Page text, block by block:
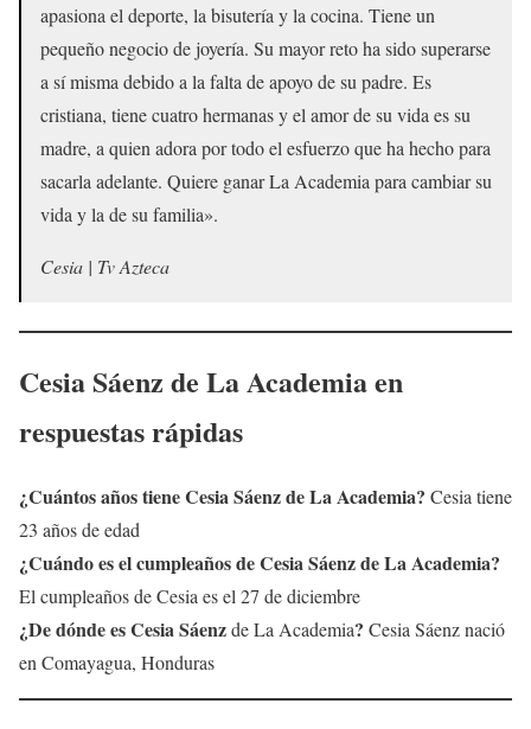
apasiona el deporte, la bisutería y la cocina. Tiene un
pequeño negocio de joyería. Su mayor reto ha sido superarse
a sí misma debido a la falta de apoyo de su padre. Es
cristiana, tiene cuatro hermanas y el amor de su vida es su
madre, a quien adora por todo el esfuerzo que ha hecho para
sacarla adelante. Quiere ganar La Academia para cambiar su
vida y la de su familia».
Cesia | Tv Azteca
Cesia Sáenz de La Academia en
respuestas rápidas
¿Cuántos años tieneCesia Sáenzde La Academia? Cesia tiene
23 años de edad
¿Cuándo es el cumpleaños de Cesia Sáenz de La Academia?
El cumpleaños de Cesia es el 27 de diciembre
¿De dónde esCesia Sáenzde La Academia? Cesia Sáenz nació
en Comayagua, Honduras